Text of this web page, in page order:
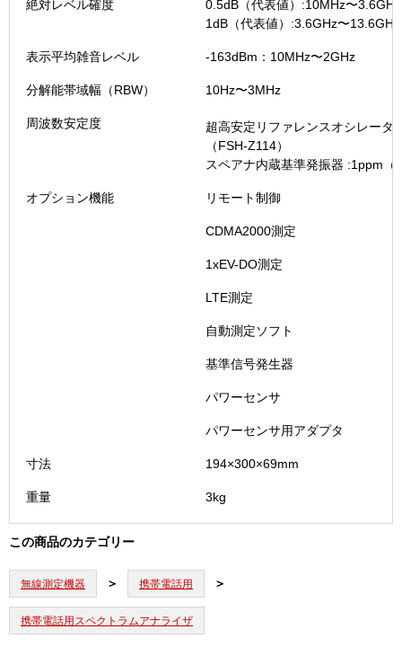
個
絶対レベル確度
0.5dB（代表値）:10MHz〜3.6GHz
1dB（代表値）:3.6GHz〜13.6GHz
表示平均雑音レベル -163dBm：10MHz〜2GHz
分解能帯域幅（RBW） 10Hz〜3MHz
周波数安定度
超高安定リファレンスオシレータ:
（FSH-Z114）
スペアナ内蔵基準発振器 :1ppm（
オプション機能 リモート制御
CDMA2000測定
1xEV-DO測定
LTE測定
自動測定ソフト
基準信号発生器
パワーセンサ
パワーセンサ用アダプタ
寸法 194×300×69mm
重量 3kg
この商品のカテゴリー
無線測定機器 携帯電話用
携帯電話用スペクトラムアナライザ